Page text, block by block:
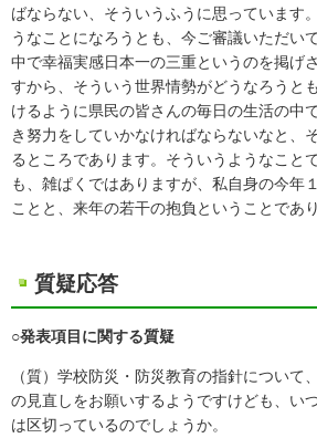
ばならない、そういうふうに思っています
うなことになろうとも、今ご審議いただい
中で幸福実感日本一の三重というのを掲げ
すから、そういう世界情勢がどうなろうと
けるように県民の皆さんの毎日の生活の中
き努力をしていかなければならないなと、
るところであります。そういうようなこと
も、雑ぱくではありますが、私自身の今年
ことと、来年の若干の抱負ということであ
質疑応答
○発表項目に関する質疑
（質）学校防災・防災教育の指針について
の見直しをお願いするようですけども、い
は区切っているのでしょうか。